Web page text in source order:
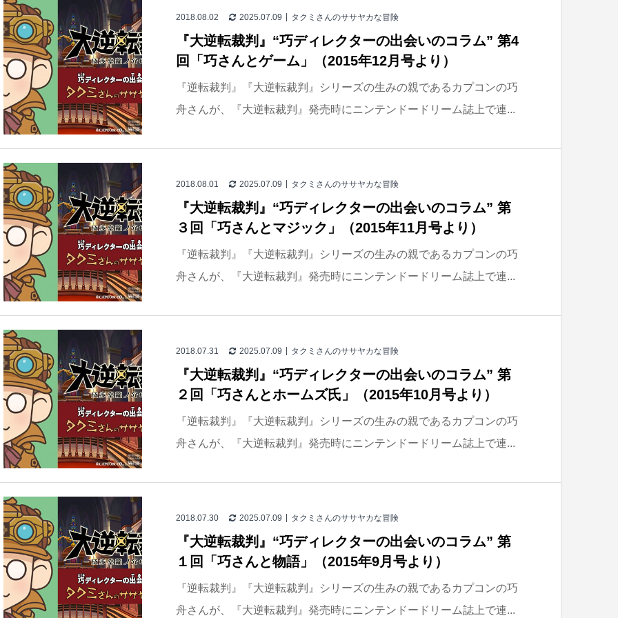
2018.08.02 2025.07.09 タクミさんのササヤカな冒険
『大逆転裁判』“巧ディレクターの出会いのコラム” 第4
回「巧さんとゲーム」（2015年12月号より）
『逆転裁判』『大逆転裁判』シリーズの生みの親であるカプコンの巧
舟さんが、『大逆転裁判』発売時にニンテンドードリーム誌上で連...
2018.08.01 2025.07.09 タクミさんのササヤカな冒険
『大逆転裁判』“巧ディレクターの出会いのコラム” 第
３回「巧さんとマジック」（2015年11月号より）
『逆転裁判』『大逆転裁判』シリーズの生みの親であるカプコンの巧
舟さんが、『大逆転裁判』発売時にニンテンドードリーム誌上で連...
2018.07.31 2025.07.09 タクミさんのササヤカな冒険
『大逆転裁判』“巧ディレクターの出会いのコラム” 第
２回「巧さんとホームズ氏」（2015年10月号より）
『逆転裁判』『大逆転裁判』シリーズの生みの親であるカプコンの巧
舟さんが、『大逆転裁判』発売時にニンテンドードリーム誌上で連...
2018.07.30 2025.07.09 タクミさんのササヤカな冒険
『大逆転裁判』“巧ディレクターの出会いのコラム” 第
１回「巧さんと物語」（2015年9月号より）
『逆転裁判』『大逆転裁判』シリーズの生みの親であるカプコンの巧
舟さんが、『大逆転裁判』発売時にニンテンドードリーム誌上で連...